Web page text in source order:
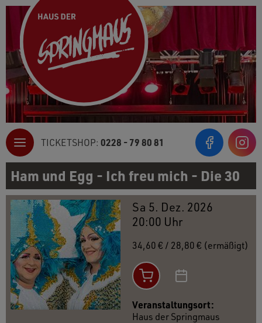
TICKETSHOP: 0228 - 79 80 81
Ham und Egg - Ich freu mich - Die 30
Sa 5. Dez. 2026
20:00 Uhr
34,60 € / 28,80 € (ermäßigt)
Veranstaltungsort:
Haus der Springmaus